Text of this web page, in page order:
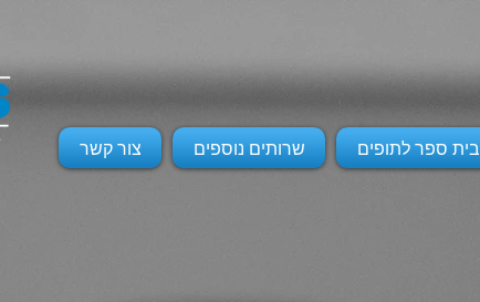
בית ספר לתופים שרותים נוספים צור קשר